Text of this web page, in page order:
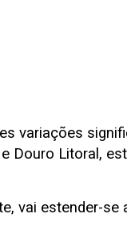
variações
Douro Litoral,
vai estender-